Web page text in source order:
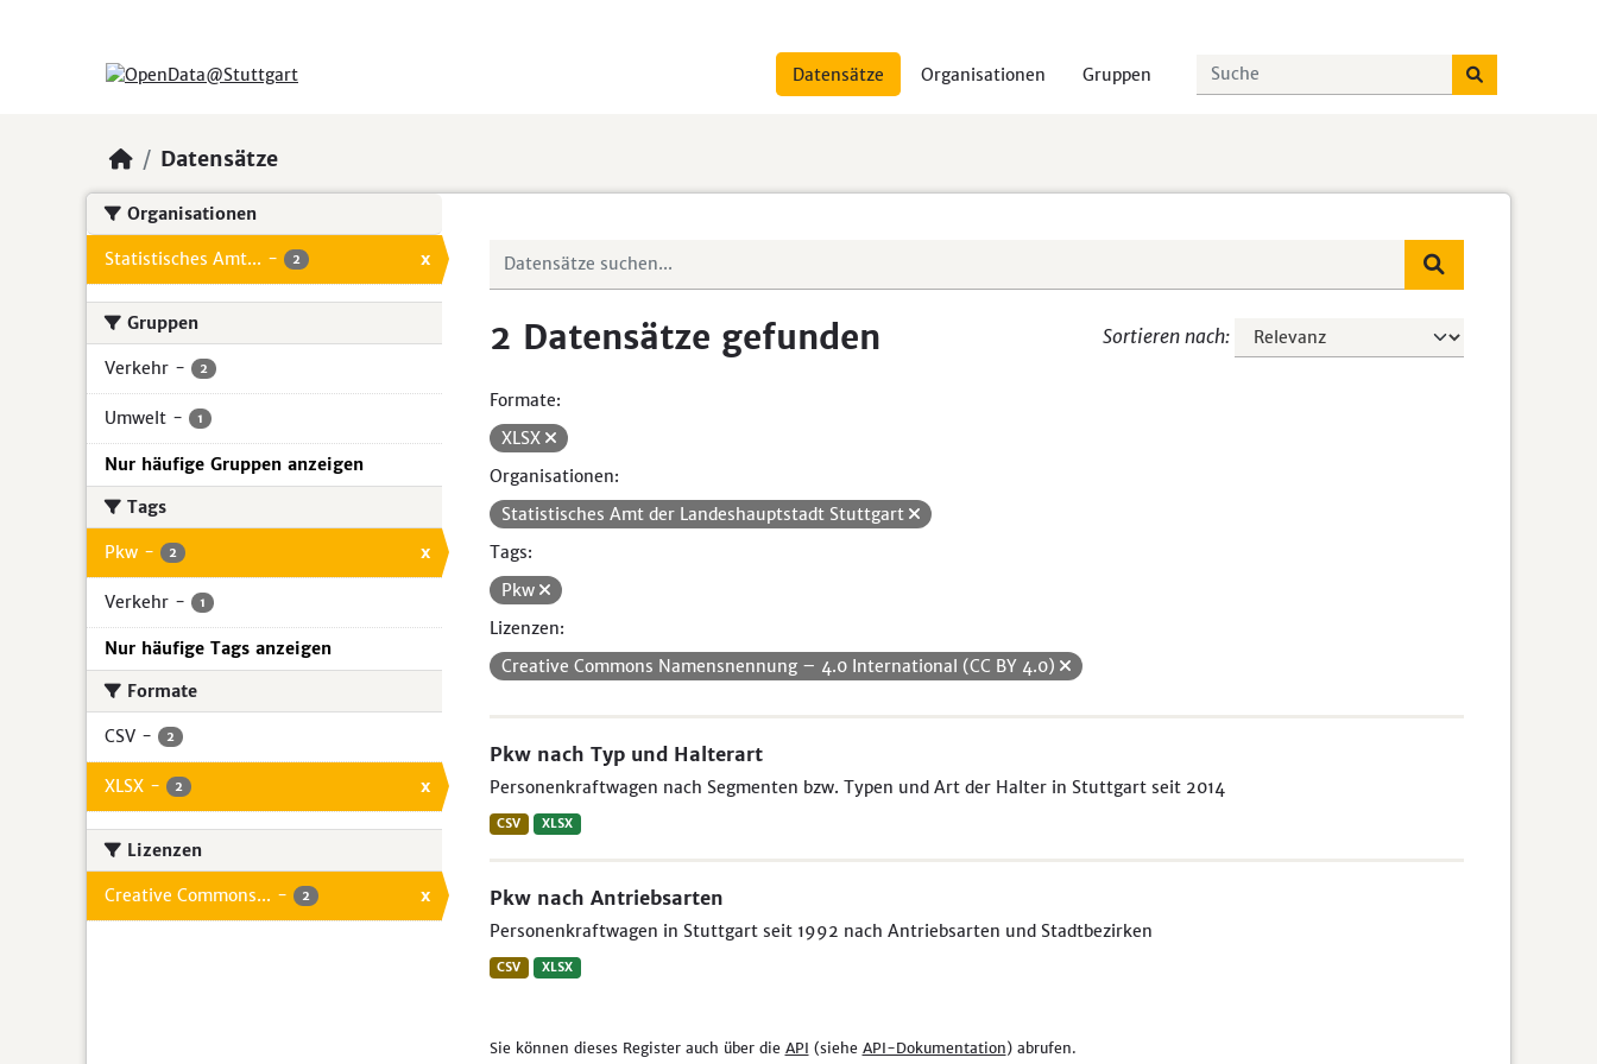
Datensätze Organisationen Gruppen
Datensätze
Organisationen
Statistisches Amt... - 2 x
Gruppen
Verkehr - 2
Umwelt - 1
Nur häufige Gruppen anzeigen
Tags
Pkw - 2 x
Verkehr - 1
Nur häufige Tags anzeigen
Formate
CSV - 2
XLSX - 2 x
Lizenzen
Creative Commons... - 2 x
Sortieren nach
2 Datensätze gefunden
Formate:
XLSX
Organisationen:
Statistisches Amt der Landeshauptstadt Stuttgart
Tags:
Pkw
Lizenzen:
Creative Commons Namensnennung – 4.0 International (CC BY 4.0)
Pkw nach Typ und Halterart
Personenkraftwagen nach Segmenten bzw. Typen und Art der Halter in Stuttgart seit 2014
CSV XLSX
Pkw nach Antriebsarten
Personenkraftwagen in Stuttgart seit 1992 nach Antriebsarten und Stadtbezirken
CSV XLSX
Sie können dieses Register auch über die API (siehe API-Dokumentation) abrufen.